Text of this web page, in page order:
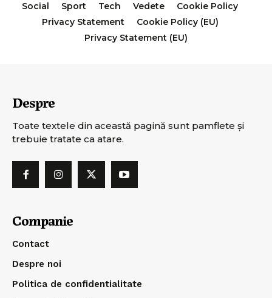
Social
Sport Tech Vedete
Cookie Policy
Privacy Statement
Cookie Policy (EU)
Privacy Statement (EU)
Despre
Toate textele din această pagină sunt pamflete şi
trebuie tratate ca atare.
Companie
Contact
Despre noi
Politica de confidentialitate